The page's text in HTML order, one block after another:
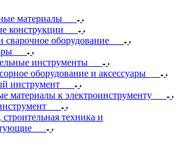
материалы
конструкции
сварочное оборудование
инструменты
оборудование и аксессуары
инструмент
материалы к электроинструменту
техника и